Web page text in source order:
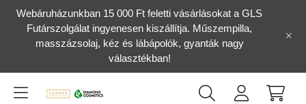
Webáruházunkban 15 000 Ft feletti vásárlásokat a GLS
Futárszolgálat ingyenesen kiszállítja. Műszempilla,
masszázsolaj, kéz és lábápolók, gyanták nagy
választékban!